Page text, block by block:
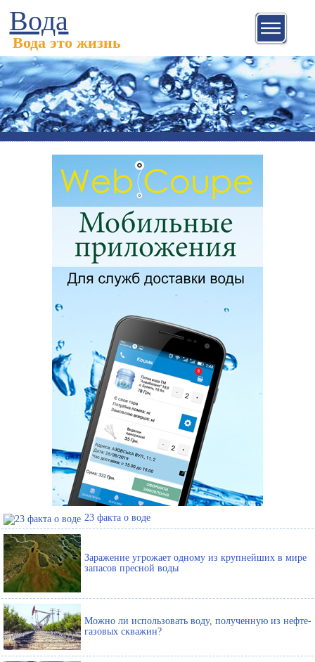
Вода
Вода это жизнь
23 факта о воде
Заражение угрожает одному из крупнейших в мире
запасов пресной воды
Можно ли использовать воду, полученную из нефте-
газовых скважин?